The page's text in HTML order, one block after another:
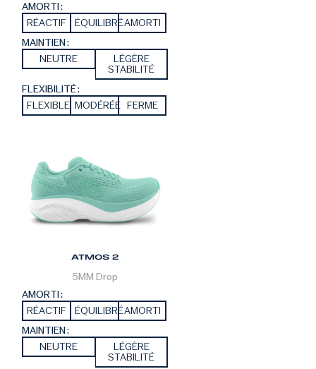
AMORTI :
RÉACTIF
ÉQUILIBRÉAMORTI
MAINTIEN :
NEUTRE
LÉGÈRE
STABILITÉ
FLEXIBILITÉ :
FLEXIBLE MODÉRÉE FERME
ATMOS 2
5MM Drop
AMORTI :
RÉACTIF
ÉQUILIBRÉAMORTI
MAINTIEN :
NEUTRE
LÉGÈRE
STABILITÉ